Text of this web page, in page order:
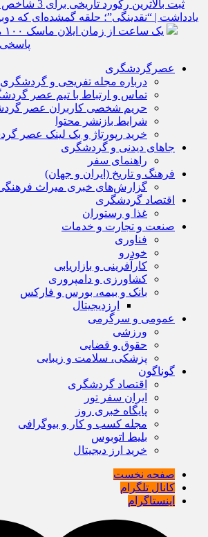
ثبت بالاترین رکورد تاریخی برای 3 شاخص بورس و فرابورس
یادداشت | “نقدینگی”؛ حلقه گمشده‌ای که
عصرگردشگری
درباره مجله تفریحی و گردشگری
تماس و ارتباط با تیم عصر
حریم شخصی کاربران عصر
شرایط بازنشر محتوا
خرید رپورتاژ و بک لینک عصر
جاهای دیدنی و گردشگری
راهنمای سفر
فرهنگ و تاریخ (ایران و جهان)
گزارش‌های خبری میراث
اقتصاد گردشگری
غذا و رستوران
صنعت و تجارت و خدمات
فناوری
خودرو
کارآفرینی و بازاریابی
کشاورزی و دامپروری
بانک و بیمه، بورس و فارکس
ارزدیجیتال
عمومی و سرگرمی
ورزشی
حقوق و قضایی
پزشکی، سلامت و زیبایی
گوناگون
اقتصاد گردشگری
ایران سفر تور
پایگاه خبری روز
مجله کسب و کار و بیوگرافی
بلیط اتوبوس
خرید ارز دیجیتال
صفحه نخست
کانال تلگرام
اینستاگرام